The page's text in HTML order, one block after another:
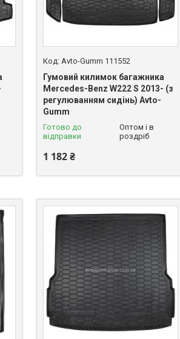
Avto-Gumm 111552
Гумовий килимок багажника
Mercedes-Benz W222 S 2013- (з
регулюванням сидінь) Avto-
Gumm
Готово до
відправки
Оптом і в
роздріб
1 182 ₴